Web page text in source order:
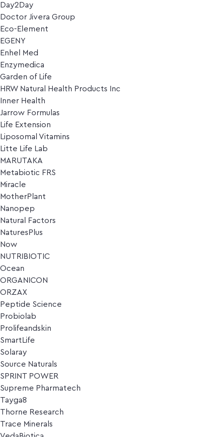
Day2Day
Doctor Jivera Group
Eco-Element
EGENY
Enhel Med
Enzymedica
Garden of Life
HRW Natural Health Products Inc
Inner Health
Jarrow Formulas
Life Extension
Liposomal Vitamins
Litte Life Lab
MARUTAKA
Metabiotic FRS
Miracle
MotherPlant
Nanopep
Natural Factors
NaturesPlus
Now
NUTRIBIOTIC
Ocean
ORGANICON
ORZAX
Peptide Science
Probiolab
Prolifeandskin
SmartLife
Solaray
Source Naturals
SPRINT POWER
Supreme Pharmatech
Tayga8
Thorne Research
Trace Minerals